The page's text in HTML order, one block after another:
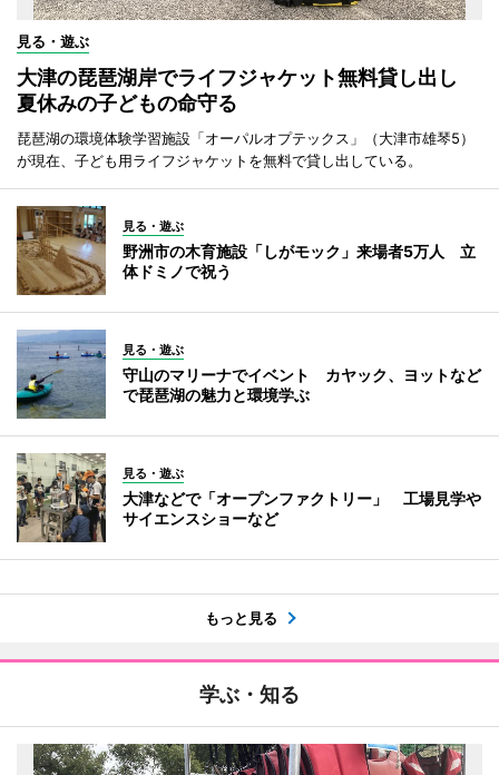
見る・遊ぶ
大津の琵琶湖岸でライフジャケット無料貸し出し
夏休みの子どもの命守る
琵琶湖の環境体験学習施設「オーパルオプテックス」（大津市雄琴5）
が現在、子ども用ライフジャケットを無料で貸し出している。
見る・遊ぶ
野洲市の木育施設「しがモック」来場者5万人 立
体ドミノで祝う
見る・遊ぶ
守山のマリーナでイベント カヤック、ヨットなど
で琵琶湖の魅力と環境学ぶ
見る・遊ぶ
大津などで「オープンファクトリー」 工場見学や
サイエンスショーなど
もっと見る
学ぶ・知る